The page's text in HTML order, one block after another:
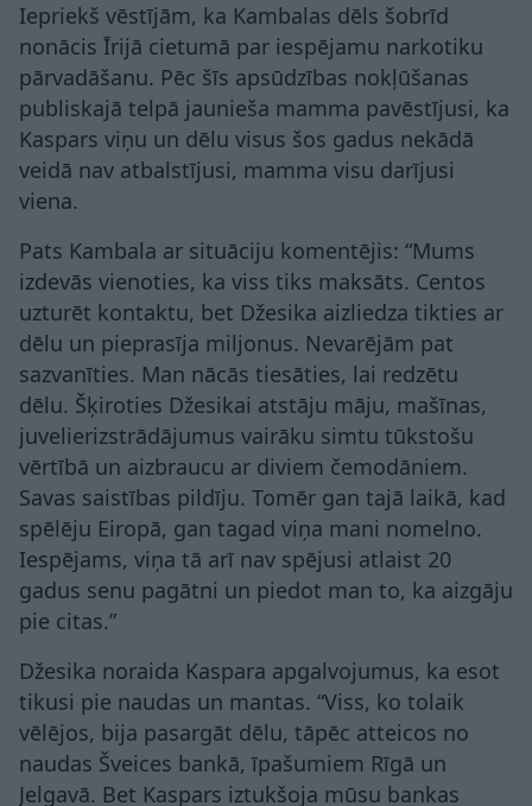
Iepriekš vēstījām, ka Kambalas dēls šobrīd
nonācis Īrijā cietumā par iespējamu narkotiku
pārvadāšanu. Pēc šīs apsūdzības nokļūšanas
publiskajā telpā jaunieša mamma pavēstījusi, ka
Kaspars viņu un dēlu visus šos gadus nekādā
veidā nav atbalstījusi, mamma visu darījusi
viena.
Pats Kambala ar situāciju komentējis: “Mums
izdevās vienoties, ka viss tiks maksāts. Centos
uzturēt kontaktu, bet Džesika aizliedza tikties ar
dēlu un pieprasīja miljonus. Nevarējām pat
sazvanīties. Man nācās tiesāties, lai redzētu
dēlu. Šķiroties Džesikai atstāju māju, mašīnas,
juvelierizstrādājumus vairāku simtu tūkstošu
vērtībā un aizbraucu ar diviem čemodāniem.
Savas saistības pildīju. Tomēr gan tajā laikā, kad
spēlēju Eiropā, gan tagad viņa mani nomelno.
Iespējams, viņa tā arī nav spējusi atlaist 20
gadus senu pagātni un piedot man to, ka aizgāju
pie citas.”
Džesika noraida Kaspara apgalvojumus, ka esot
tikusi pie naudas un mantas. “Viss, ko tolaik
vēlējos, bija pasargāt dēlu, tāpēc atteicos no
naudas Šveices bankā, īpašumiem Rīgā un
Jelgavā. Bet Kaspars iztukšoja mūsu bankas